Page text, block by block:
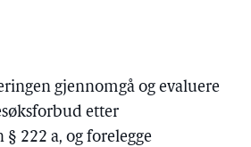
gjennomgå og evaluere
etter
§ 222 a, og forelegge